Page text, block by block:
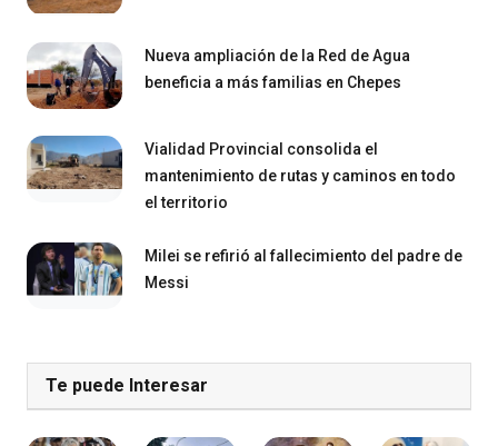
Nueva ampliación de la Red de Agua
beneficia a más familias en Chepes
Vialidad Provincial consolida el
mantenimiento de rutas y caminos en todo
el territorio
Milei se refirió al fallecimiento del padre de
Messi
Te puede Interesar